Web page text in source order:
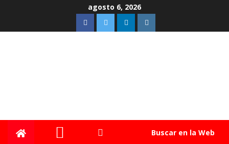
agosto 6, 2026
Buscar en la Web